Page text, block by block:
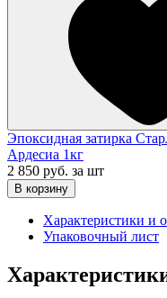
Эпоксидная затирка
Ардесиа 1кг
2 850 руб. за шт
В корзину
Характеристики и
Упаковочный лист